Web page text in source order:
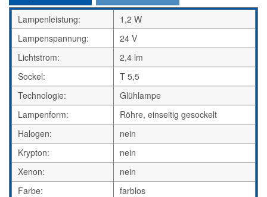
Lampenleistung:
1,2 W
Lampenspannung:
24 V
Lichtstrom:
2,4 lm
Sockel:
T 5,5
Technologie:
Glühlampe
Lampenform:
Röhre, einseitig gesockelt
Halogen:
nein
Krypton:
nein
Xenon:
nein
Farbe:
farblos